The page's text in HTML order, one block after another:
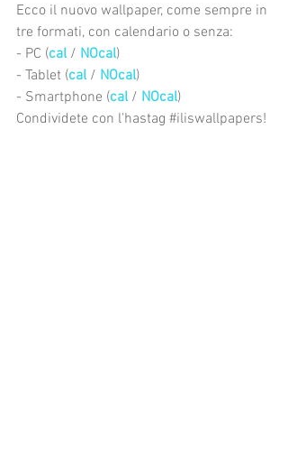
Ecco il nuovo wallpaper, come sempre in
tre formati, con calendario o senza:
- PC (cal / NOcal)
- Tablet (cal / NOcal)
- Smartphone (cal / NOcal)
Condividete con l'hastag #iliswallpapers!